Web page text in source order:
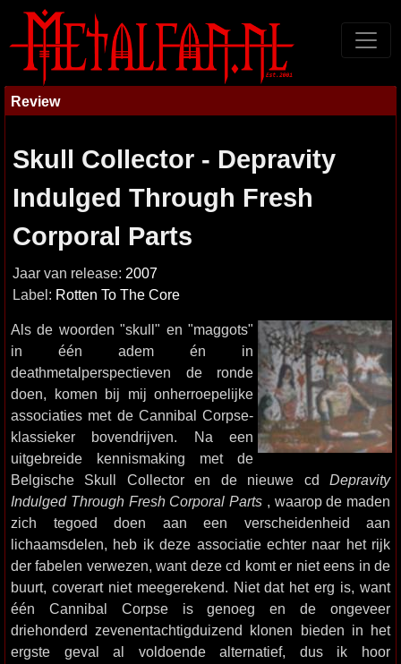
Review
Skull Collector - Depravity
Indulged Through Fresh
Corporal Parts
Jaar van release: 2007
Label: Rotten To The Core
Als de woorden "skull" en "maggots"
in één adem én in
deathmetalperspectieven de ronde
doen, komen bij mij onherroepelijke
associaties met de Cannibal Corpse-
klassieker bovendrijven. Na een
uitgebreide kennismaking met de
Belgische Skull Collector en de nieuwe cd Depravity
Indulged Through Fresh Corporal Parts , waarop de maden
zich tegoed doen aan een verscheidenheid aan
lichaamsdelen, heb ik deze associatie echter naar het rijk
der fabelen verwezen, want deze cd komt er niet eens in de
buurt, coverart niet meegerekend. Niet dat het erg is, want
één Cannibal Corpse is genoeg en de ongeveer
driehonderd zevenentachtigduizend klonen bieden in het
ergste geval al voldoende alternatief, dus ik hoor